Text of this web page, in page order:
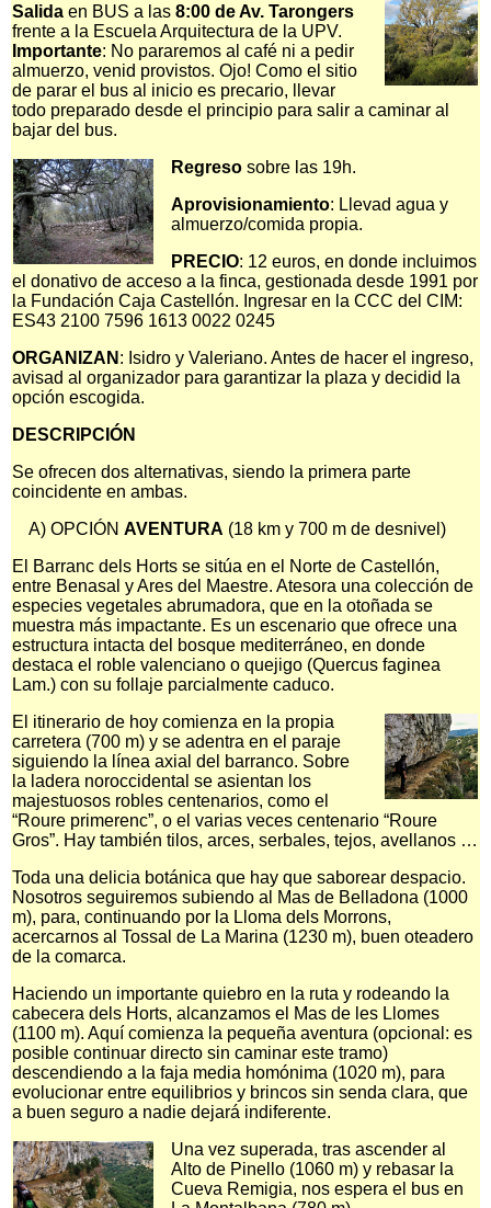
Salida en BUS a las 8:00 de Av. Tarongers
frente a la Escuela Arquitectura de la UPV.
Importante: No pararemos al café ni a pedir
almuerzo, venid provistos. Ojo! Como el sitio
de parar el bus al inicio es precario, llevar
todo preparado desde el principio para salir a caminar al
bajar del bus.
Regresosobre las 19h.
Aprovisionamiento: Llevad agua y
almuerzo/comida propia.
PRECIO: 12 euros, en donde incluimos
el donativo de acceso a la finca, gestionada desde 1991 por
la Fundación Caja Castellón. Ingresar en la CCC del CIM:
ES43 2100 7596 1613 0022 0245
ORGANIZAN : Isidro y Valeriano. Antes de hacer el ingreso,
avisad al organizador para garantizar la plaza y decidid la
opción escogida.
DESCRIPCIÓN
Se ofrecen dos alternativas, siendo la primera parte
coincidente en ambas.
A) OPCIÓN AVENTURA (18 km y 700 m de desnivel)
El Barranc dels Horts se sitúa en el Norte de Castellón,
entre Benasal y Ares del Maestre. Atesora una colección de
especies vegetales abrumadora, que en la otoñada se
muestra más impactante. Es un escenario que ofrece una
estructura intacta del bosque mediterráneo, en donde
destaca el roble valenciano o quejigo (Quercus faginea
Lam.) con su follaje parcialmente caduco.
El itinerario de hoy comienza en la propia
carretera (700 m) y se adentra en el paraje
siguiendo la línea axial del barranco. Sobre
la ladera noroccidental se asientan los
majestuosos robles centenarios, como el
“Roure primerenc”, o el varias veces centenario “Roure
Gros”. Hay también tilos, arces, serbales, tejos, avellanos …
Toda una delicia botánica que hay que saborear despacio.
Nosotros seguiremos subiendo al Mas de Belladona (1000
m), para, continuando por la Lloma dels Morrons,
acercarnos al Tossal de La Marina (1230 m), buen oteadero
de la comarca.
Haciendo un importante quiebro en la ruta y rodeando la
cabecera dels Horts, alcanzamos el Mas de les Llomes
(1100 m). Aquí comienza la pequeña aventura (opcional: es
posible continuar directo sin caminar este tramo)
descendiendo a la faja media homónima (1020 m), para
evolucionar entre equilibrios y brincos sin senda clara, que
a buen seguro a nadie dejará indiferente.
Una vez superada, tras ascender al
Alto de Pinello (1060 m) y rebasar la
Cueva Remigia, nos espera el bus en